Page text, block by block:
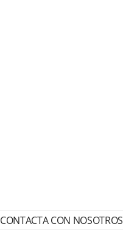
CONTACTA CON NOSOTROS